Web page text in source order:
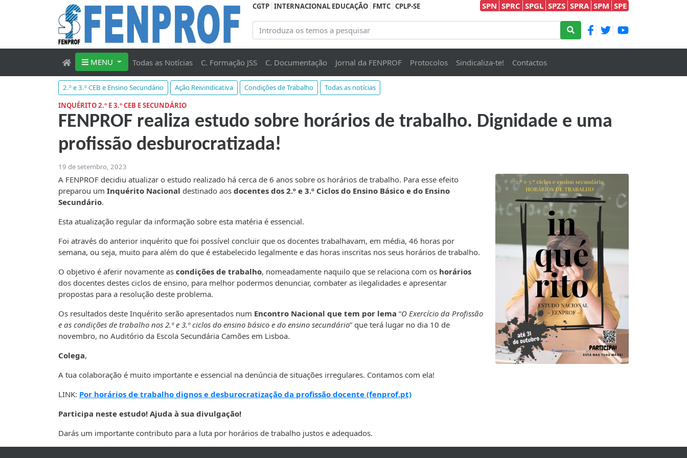
CGTP INTERNACIONAL EDUCAÇÃO FMTC CPLP-SE SPN SPRC SPGL SPZS SPRA SPM SPE
MENU Todas as Notícias C. Formação JSS C. Documentação Jornal da FENPROF Protocolos Sindicaliza-te! Contactos
2.º e 3.º CEB e Ensino Secundário Ação Reivindicativa Condições de Trabalho
Todas as notícias
INQUÉRITO 2.º E 3.º CEB E SECUNDÁRIO
FENPROF realiza estudo sobre horários de trabalho. Dignidade e uma
profissão desburocratizada!
19 de setembro, 2023
A FENPROF decidiu atualizar o estudo realizado há cerca de 6 anos sobre os horários de trabalho. Para esse efeito
preparou um Inquérito Nacional destinado aos docentes dos 2.º e 3.º Ciclos do Ensino Básico e do Ensino
Secundário.
Esta atualização regular da informação sobre esta matéria é essencial.
Foi através do anterior inquérito que foi possível concluir que os docentes trabalhavam, em média, 46 horas por
semana, ou seja, muito para além do que é estabelecido legalmente e das horas inscritas nos seus horários de trabalho.
O objetivo é aferir novamente as condições de trabalho, nomeadamente naquilo que se relaciona com os horários
dos docentes destes ciclos de ensino, para melhor podermos denunciar, combater as ilegalidades e apresentar
propostas para a resolução deste problema.
Os resultados deste Inquérito serão apresentados num Encontro Nacional que tem por lema “O Exercício da Profissão
e as condições de trabalho nos 2.º e 3.º ciclos do ensino básico e do ensino secundário” que terá lugar no dia 10 de
novembro, no Auditório da Escola Secundária Camões em Lisboa.
Colega,
A tua colaboração é muito importante e essencial na denúncia de situações irregulares. Contamos com ela!
LINK: Por horários de trabalho dignos e desburocratização da profissão docente (fenprof.pt)
Participa neste estudo! Ajuda à sua divulgação!
Darás um importante contributo para a luta por horários de trabalho justos e adequados.